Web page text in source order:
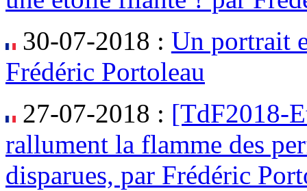
30-07-2018 : Un portrait
Frédéric Portoleau
27-07-2018 : [TdF2018-
rallument la flamme des
disparues, par Frédéric